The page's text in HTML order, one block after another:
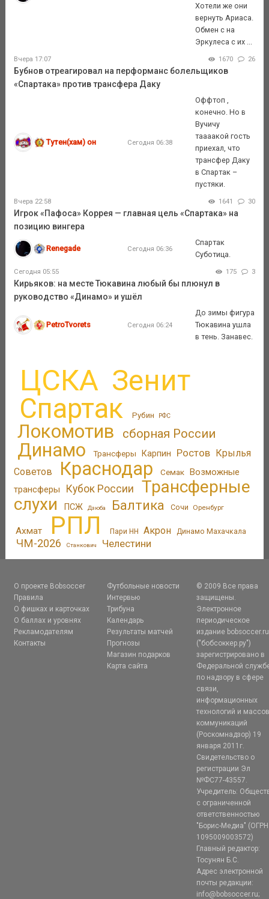
Хотели же они
вернуть Ариаса.
Обмен с на
Эркулеса с их ...
Вчера 17:07 1670 26
Бубнов отреагировал на перформанс болельщиков
«Спартака» против трансфера Даку
Тутен(хам) он Сегодня 06:38
Оффтоп ,
конечно. Но в
Вучичу
таааакой гость
приехал, что
трансфер Даку
в Спартак –
пустяки.
Вчера 22:58 1641 30
Игрок «Пафоса» Коррея — главная цель «Спартака» на
позицию вингера
Renegade Сегодня 06:36
Спартак
Суботица.
Сегодня 05:55 175 3
Кирьяков: на месте Тюкавина любый бы плюнул в
руководство «Динамо» и ушёл
PetroTvorets Сегодня 06:24
До зимы фигура
Тюкавина ушла
в тень. Занавес.
ЦСКА Зенит
Спартак Рубин РФС
Локомотив сборная России
Динамо Трансферы Карпин Ростов Крылья
Советов
Краснодар Семак Возможные
трансферы
Кубок России
Трансферные
слухи
ПСЖ Дзюба Балтика Сочи Оренбург
Ахмат РПЛ Пари НН Акрон Динамо Махачкала
ЧМ-2026 Станкович Челестини
О проекте Bobsoccer
Правила
О фишках и карточках
О баллах и уровнях
Рекламодателям
Контакты
Футбольные новости
Интервью
Трибуна
Календарь
Результаты матчей
Прогнозы
Магазин подарков
Карта сайта
© 2009 Все права
защищены.
Электронное
периодическое
издание bobsoccer.ru
("бобсоккер.ру")
зарегистрировано в
Федеральной
по надзору в сфере
связи,
информационных
технологий и
коммуникаций
(Роскомнадзор) 19
января 2011г.
Свидетельство о
регистрации Эл
№ФС77-43557.
Учредитель:
с ограниченной
ответственностью
"Борис-Медиа" (ОГРН
1095009003572)
Главный редактор:
Тосунян Б.С.
Адрес электронной
почты редакции:
info@bobsoccer.ru;